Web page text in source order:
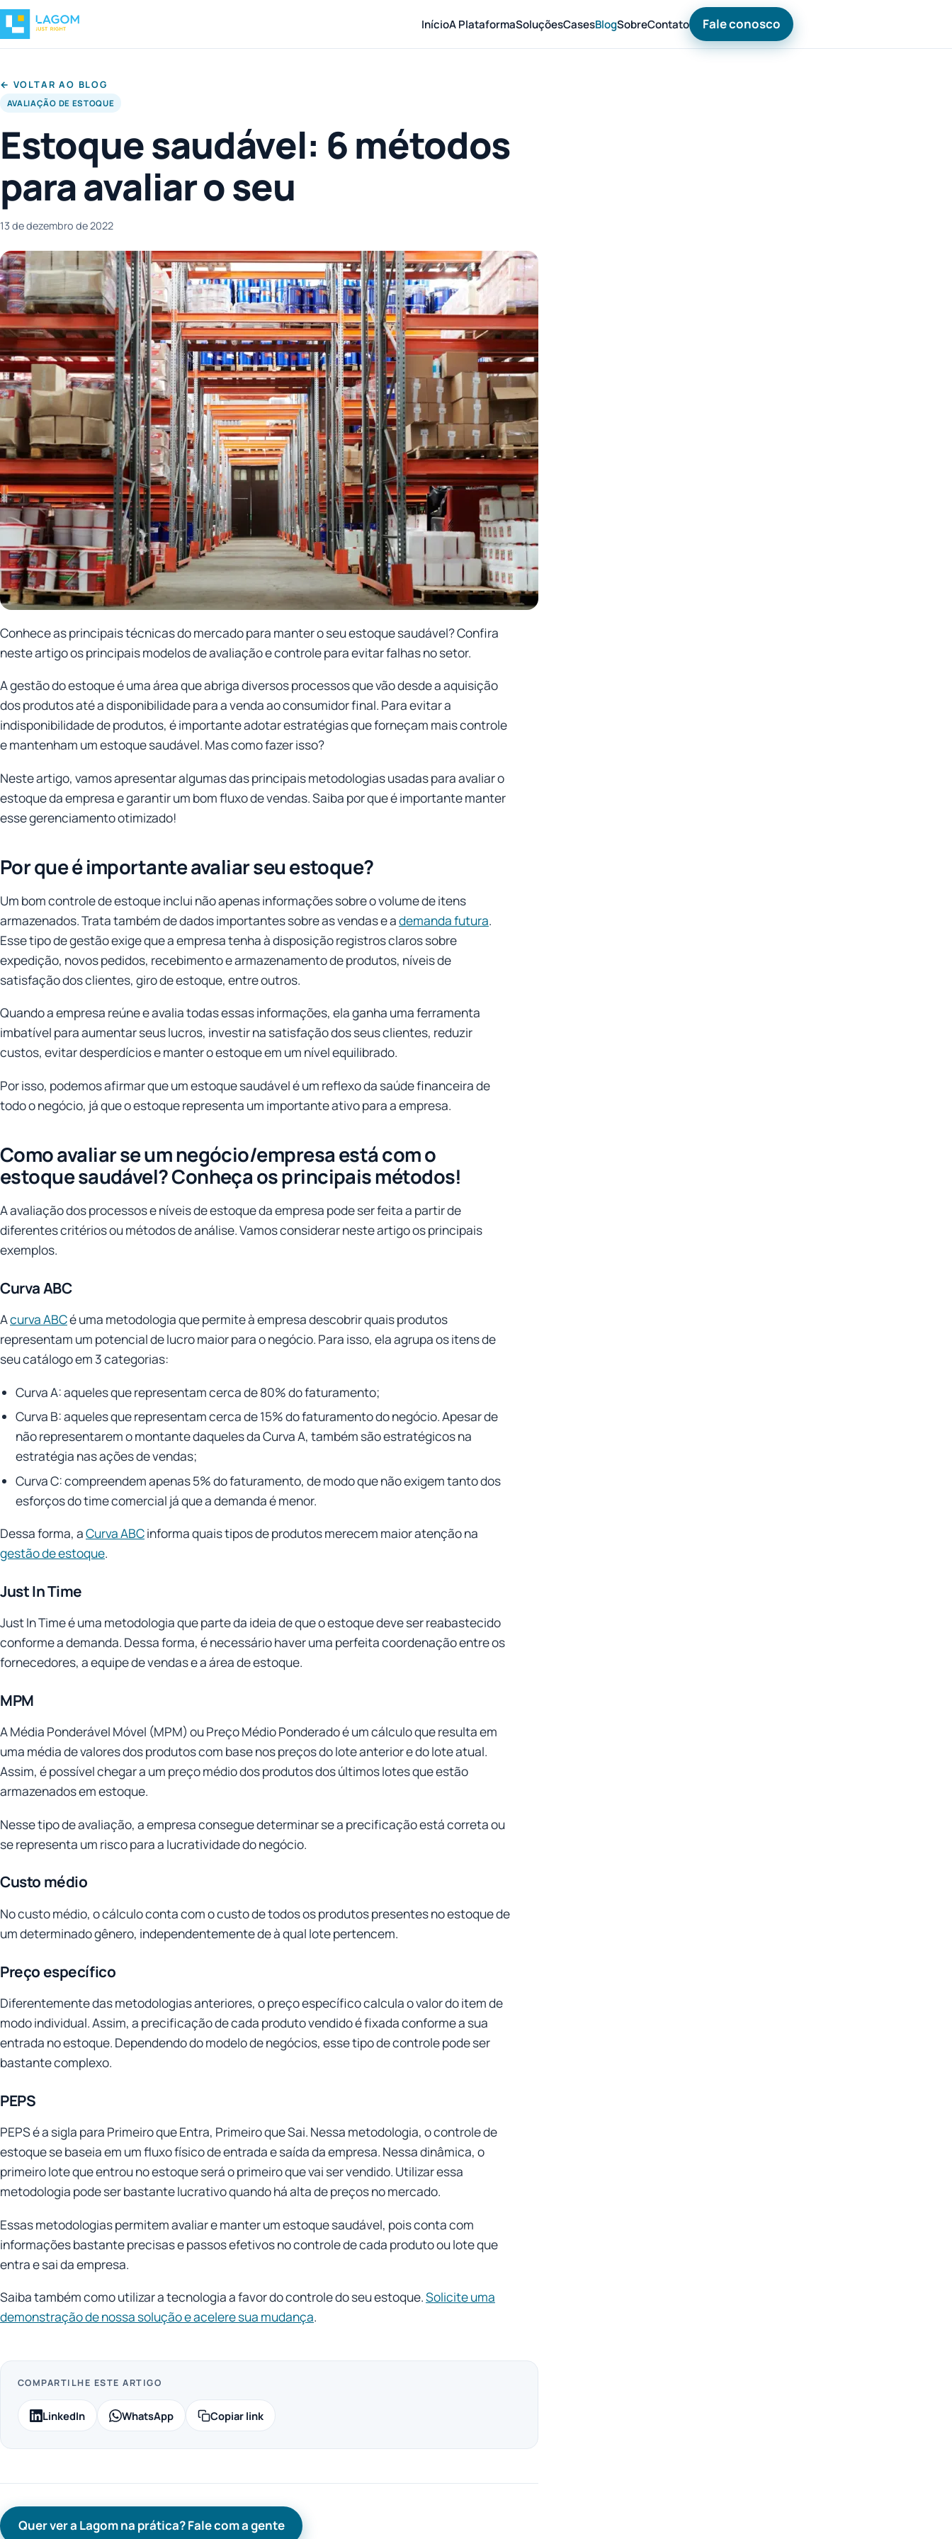
InícioA PlataformaSoluçõesCasesBlogSobreContato Fale conosco
← VOLTAR AO BLOG
AVALIAÇÃO DE ESTOQUE
Estoque saudável: 6 métodos
para avaliar o seu
13 de dezembro de 2022
Conhece as principais técnicas do mercado para manter o seu estoque saudável? Confira
neste artigo os principais modelos de avaliação e controle para evitar falhas no setor.
A gestão do estoque é uma área que abriga diversos processos que vão desde a aquisição
dos produtos até a disponibilidade para a venda ao consumidor final. Para evitar a
indisponibilidade de produtos, é importante adotar estratégias que forneçam mais controle
e mantenham um estoque saudável. Mas como fazer isso?
Neste artigo, vamos apresentar algumas das principais metodologias usadas para avaliar o
estoque da empresa e garantir um bom fluxo de vendas. Saiba por que é importante manter
esse gerenciamento otimizado!
Por que é importante avaliar seu estoque?
Um bom controle de estoque inclui não apenas informações sobre o volume de itens
armazenados. Trata também de dados importantes sobre as vendas e ademanda futura.
Esse tipo de gestão exige que a empresa tenha à disposição registros claros sobre
expedição, novos pedidos, recebimento e armazenamento de produtos, níveis de
satisfação dos clientes, giro de estoque, entre outros.
Quando a empresa reúne e avalia todas essas informações, ela ganha uma ferramenta
imbatível para aumentar seus lucros, investir na satisfação dos seus clientes, reduzir
custos, evitar desperdícios e manter o estoque em um nível equilibrado.
Por isso, podemos afirmar que um estoque saudável é um reflexo da saúde financeira de
todo o negócio, já que o estoque representa um importante ativo para a empresa.
Como avaliar se um negócio/empresa está com o
estoque saudável? Conheça os principais métodos!
A avaliação dos processos e níveis de estoque da empresa pode ser feita a partir de
diferentes critérios ou métodos de análise. Vamos considerar neste artigo os principais
exemplos.
Curva ABC
Acurva ABCé uma metodologia que permite à empresa descobrir quais produtos
representam um potencial de lucro maior para o negócio. Para isso, ela agrupa os itens de
seu catálogo em 3 categorias:
Curva A: aqueles que representam cerca de 80% do faturamento;
Curva B: aqueles que representam cerca de 15% do faturamento do negócio. Apesar de
não representarem o montante daqueles da Curva A, também são estratégicos na
estratégia nas ações de vendas;
Curva C: compreendem apenas 5% do faturamento, de modo que não exigem tanto dos
esforços do time comercial já que a demanda é menor.
Dessa forma, aCurva ABCinforma quais tipos de produtos merecem maior atenção na
gestão de estoque.
Just In Time
Just In Time é uma metodologia que parte da ideia de que o estoque deve ser reabastecido
conforme a demanda. Dessa forma, é necessário haver uma perfeita coordenação entre os
fornecedores, a equipe de vendas e a área de estoque.
MPM
A Média Ponderável Móvel (MPM) ou Preço Médio Ponderado é um cálculo que resulta em
uma média de valores dos produtos com base nos preços do lote anterior e do lote atual.
Assim, é possível chegar a um preço médio dos produtos dos últimos lotes que estão
armazenados em estoque.
Nesse tipo de avaliação, a empresa consegue determinar se a precificação está correta ou
se representa um risco para a lucratividade do negócio.
Custo médio
No custo médio, o cálculo conta com o custo de todos os produtos presentes no estoque de
um determinado gênero, independentemente de à qual lote pertencem.
Preço específico
Diferentemente das metodologias anteriores, o preço específico calcula o valor do item de
modo individual. Assim, a precificação de cada produto vendido é fixada conforme a sua
entrada no estoque. Dependendo do modelo de negócios, esse tipo de controle pode ser
bastante complexo.
PEPS
PEPS é a sigla para Primeiro que Entra, Primeiro que Sai. Nessa metodologia, o controle de
estoque se baseia em um fluxo físico de entrada e saída da empresa. Nessa dinâmica, o
primeiro lote que entrou no estoque será o primeiro que vai ser vendido. Utilizar essa
metodologia pode ser bastante lucrativo quando há alta de preços no mercado.
Essas metodologias permitem avaliar e manter um estoque saudável, pois conta com
informações bastante precisas e passos efetivos no controle de cada produto ou lote que
entra e sai da empresa.
Saiba também como utilizar a tecnologia a favor do controle do seu estoque.Solicite uma
demonstração de nossa solução e acelere sua mudança.
COMPARTILHE ESTE ARTIGO
LinkedIn WhatsApp Copiar link
Quer ver a Lagom na prática? Fale com a gente